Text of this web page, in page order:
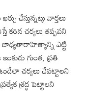
చేస్తున్నట్లు వార్తలు
కఠిన చర్యలు తప్పవని
బాధ్యతారాహిత్యాన్ని ఎట్టి
గుంత, ప్రతి
చర్యలు చేపట్టాలని
శ్రద్ధ పెట్టాలని